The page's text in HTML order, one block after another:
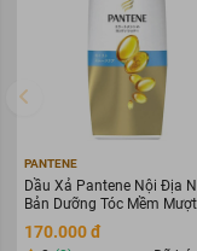
Ưu thế nổi bật:
Chứa 75% nước
oxy hóa mạnh mẽ,
giảm bớt sưng, đỏ
xước. Ngoài ra, nó
PANTENE
Dầu Xả Pantene Nội Địa
Bản Dưỡng Tóc Mềm Mượt
400g
170.000 đ